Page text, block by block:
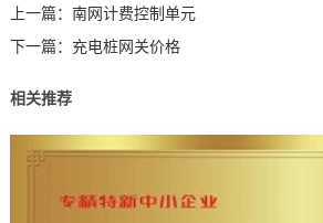
上一篇： 南网计费控制单元
下一篇： 充电桩网关价格
相关推荐